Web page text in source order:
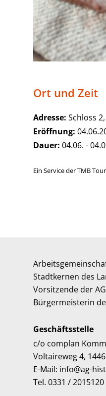
Ort und Zeit
Adresse: Schloss
Eröffnung:
Dauer: 04.06. -
Ein Service der TMB
Stadtkernen des
Vorsitzende der
Bürgermeisterin
Geschäftsstelle
c/o complan
Voltaireweg 4,
E-Mail: info@ag-
Tel. 0331 / 2015120